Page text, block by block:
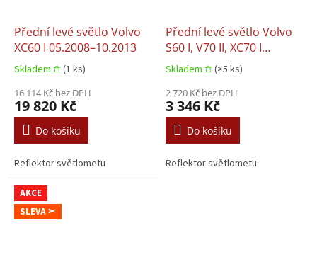
Přední levé světlo Volvo
XC60 I 05.2008–10.2013
Skladem 𖠿 (1 ks)
16 114 Kč bez DPH
19 820 Kč
Do košíku
Reflektor světlometu
Přední levé světlo Volvo
S60 I, V70 II, XC70 I
03.2000–04.2010
Skladem 𖠿 (>5 ks)
2 720 Kč bez DPH
3 346 Kč
Do košíku
Reflektor světlometu
AKCE
SLEVA ✂